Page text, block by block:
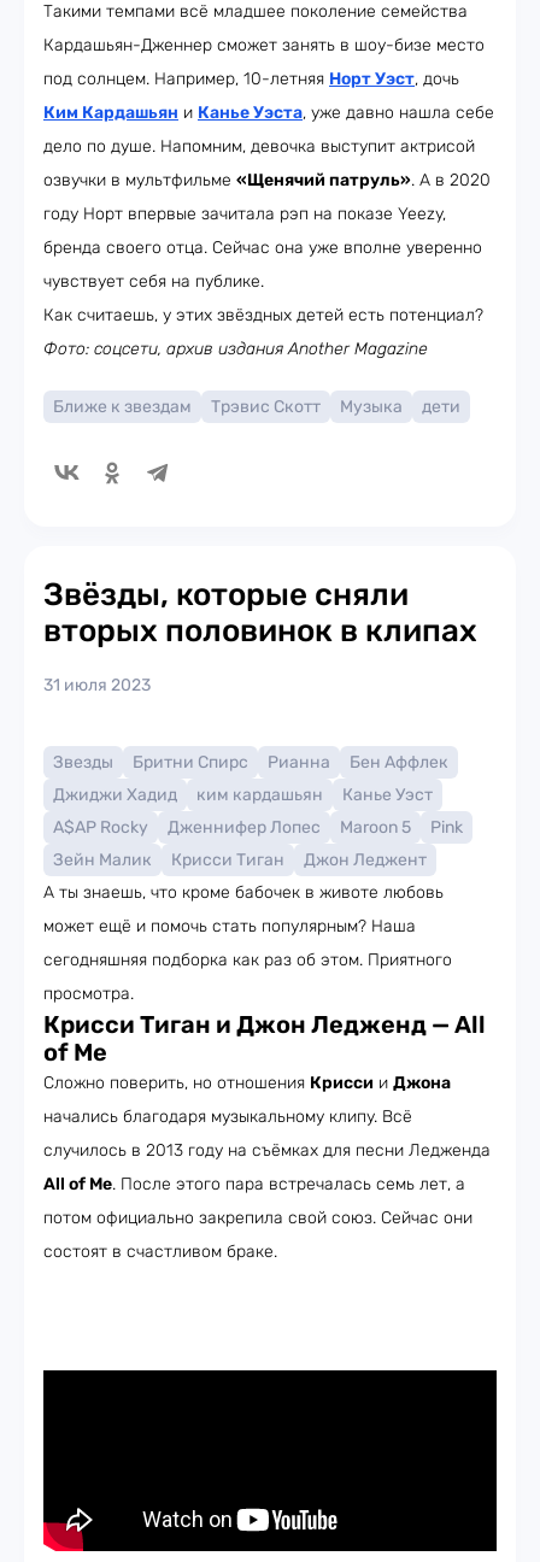
Такими темпами всё младшее поколение семейства
Кардашьян-Дженнер сможет занять в шоу-бизе место
под солнцем. Например, 10-летняя Норт Уэст, дочь
Ким Кардашьян и Канье Уэста, уже давно нашла себе
дело по душе. Напомним, девочка выступит актрисой
озвучки в мультфильме «Щенячий патруль». А в 2020
году Норт впервые зачитала рэп на показе Yeezy,
бренда своего отца. Сейчас она уже вполне уверенно
чувствует себя на публике.
Как считаешь, у этих звёздных детей есть потенциал?
Фото: соцсети, архив издания Another Magazine
Ближе к звездам Трэвис Скотт Музыка дети
Звёзды, которые сняли
вторых половинок в клипах
31 июля 2023
Звезды Бритни Спирс Рианна
Бен Аффлек
Джиджи Хадид
ким кардашьян
Канье Уэст
A$AP Rocky
Дженнифер Лопес Maroon 5
Pink
Зейн Малик
Крисси Тиган
Джон Леджент
А ты знаешь, что кроме бабочек в животе любовь
может ещё и помочь стать популярным? Наша
сегодняшняя подборка как раз об этом. Приятного
просмотра.
Крисси Тиган и Джон Ледженд — All
of Me
Сложно поверить, но отношения Крисси и Джона
начались благодаря музыкальному клипу. Всё
случилось в 2013 году на съёмках для песни Ледженда
All of Me. После этого пара встречалась семь лет, а
потом официально закрепила свой союз. Сейчас они
состоят в счастливом браке.